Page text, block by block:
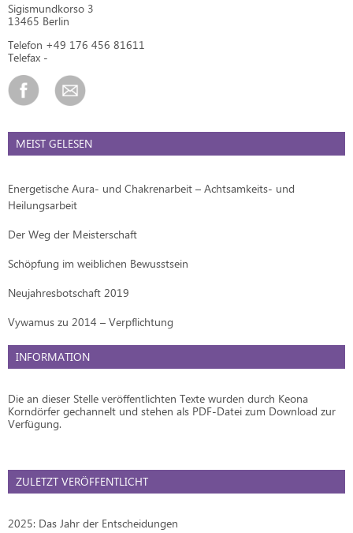
Sigismundkorso 3
13465 Berlin
Telefon +49 176 456 81611
Telefax -
MEIST GELESEN
Energetische Aura- und Chakrenarbeit – Achtsamkeits- und
Heilungsarbeit
Der Weg der Meisterschaft
Schöpfung im weiblichen Bewusstsein
Neujahresbotschaft 2019
Vywamus zu 2014 – Verpflichtung
INFORMATION
Die an dieser Stelle veröffentlichten Texte wurden durch Keona
Korndörfer gechannelt und stehen als PDF-Datei zum Download zur
Verfügung.
ZULETZT VERÖFFENTLICHT
2025: Das Jahr der Entscheidungen